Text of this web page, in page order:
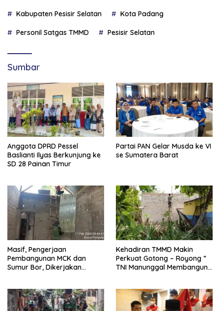
Kabupaten Pesisir Selatan Kota Padang
Personil Satgas TMMD Pesisir Selatan
Sumbar
Anggota DPRD Pessel
Baslianti Ilyas Berkunjung ke
SD 28 Painan Timur
Partai PAN Gelar Musda ke VI
se Sumatera Barat
Masif, Pengerjaan
Pembangunan MCK dan
Sumur Bor, Dikerjakan
Kehadiran TMMD Makin
Perkuat Gotong – Royong ”
TNI Manunggal Membangun